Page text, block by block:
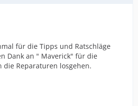
für die Tipps und Ratschläge
Dank an " Maverick" für die
die Reparaturen losgehen.